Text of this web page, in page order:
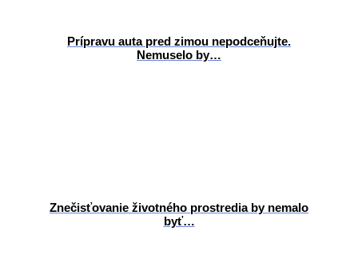
Prípravu auta pred zimou nepodceňujte.
Nemuselo by…
Znečisťovanie životného prostredia by nemalo
byť…